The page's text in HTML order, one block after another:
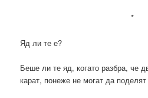
*
Яд ли те е?
Беше ли те яд, когато разбра, че
карат, понеже не могат да